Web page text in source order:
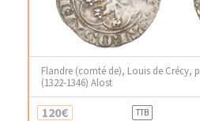
Flandre (comté de), Louis de Crécy,
(1322-1346) Alost
120€ TTB